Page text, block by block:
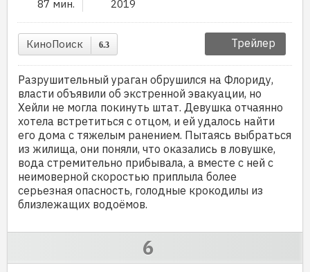
87 мин. 2019
КиноПоиск 6.3 Трейлер
Разрушительный ураган обрушился на Флориду,
власти объявили об экстренной эвакуации, но
Хейли не могла покинуть штат. Девушка отчаянно
хотела встретиться с отцом, и ей удалось найти
его дома с тяжелым ранением. Пытаясь выбраться
из жилища, они поняли, что оказались в ловушке,
вода стремительно прибывала, а вместе с ней с
неимоверной скоростью приплыла более
серьезная опасность, голодные крокодилы из
близлежащих водоёмов.